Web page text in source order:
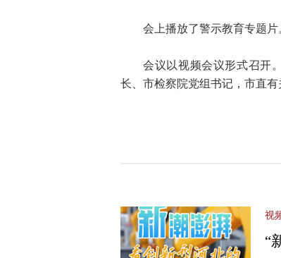
会上播放了警示教育专题片
会议以视频会议形式召开
长、市检察院党组书记，市直
视
“